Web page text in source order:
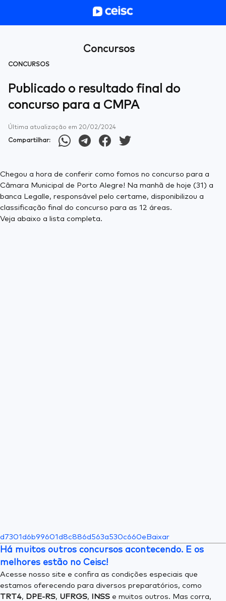
Concursos
CONCURSOS
Publicado o resultado final do
concurso para a CMPA
Última atualização em 20/02/2024
Compartilhar:
Chegou a hora de conferir como fomos no concurso para a
Câmara Municipal de Porto Alegre! Na manhã de hoje (31) a
banca Legalle, responsável pelo certame, disponibilizou a
classificação final do concurso para as 12 áreas.
Veja abaixo a lista completa.
d7301d6b99601d8c886d563a530c660e Baixar
Há muitos outros concursos acontecendo. E os
melhores estão no Ceisc!
Acesse nosso site e confira as condições especiais que
estamos oferecendo para diversos preparatórios, como
TRT4, DPE-RS, UFRGS, INSS e muitos outros. Mas corra,